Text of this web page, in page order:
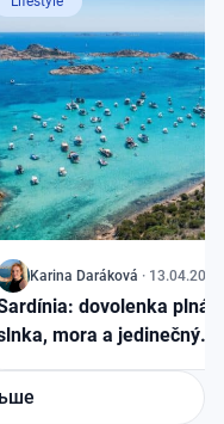
J Karina Daráková · 13.04.2025
dovolenka plná
mora a jedinečných